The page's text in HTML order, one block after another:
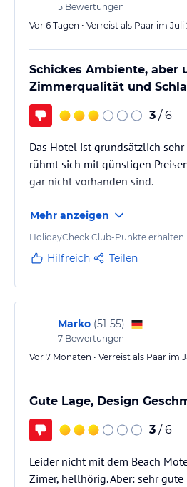
5 Bewertungen
Vor 6 Tagen • Verreist als Paar im Juli
Schickes Ambiente, aber
Zimmerqualität und
3 / 6
Das Hotel ist grundsätzlich
rühmt sich mit günstigen
gar nicht vorhanden sind.
Mehr anzeigen
HolidayCheck Club-Punkte erhalten
Hilfreich Teilen
Marko (51-55)
7 Bewertungen
Vor 7 Monaten • Verreist als Paar im
Gute Lage, Design
3 / 6
Leider nicht mit dem Beach
Zimer, hellhörig. Aber: sehr